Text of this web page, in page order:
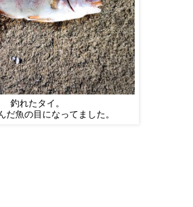
釣れたタイ。
だ魚の目になってました。